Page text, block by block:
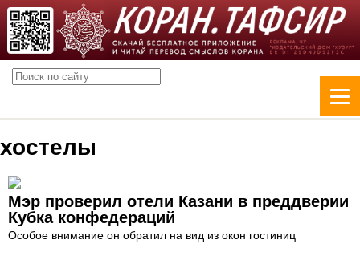
хостелы
Мэр проверил отели Казани в преддверии
Кубка конфедераций
Особое внимание он обратил на вид из окон гостиниц